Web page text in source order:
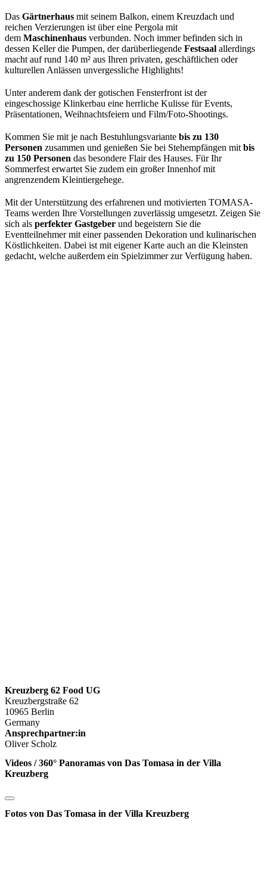
Das Gärtnerhaus mit seinem Balkon, einem Kreuzdach und
reichen Verzierungen ist über eine Pergola mit
dem Maschinenhaus verbunden. Noch immer befinden sich in
dessen Keller die Pumpen, der darüberliegende Festsaal allerdings
macht auf rund 140 m² aus Ihren privaten, geschäftlichen oder
kulturellen Anlässen unvergessliche Highlights!
Unter anderem dank der gotischen Fensterfront ist der
eingeschossige Klinkerbau eine herrliche Kulisse für Events,
Präsentationen, Weihnachtsfeiern und Film/Foto-Shootings.
Kommen Sie mit je nach Bestuhlungsvariante bis zu 130
Personen zusammen und genießen Sie bei Stehempfängen mit bis
zu 150 Personen das besondere Flair des Hauses. Für Ihr
Sommerfest erwartet Sie zudem ein großer Innenhof mit
angrenzendem Kleintiergehege.
Mit der Unterstützung des erfahrenen und motivierten TOMASA-
Teams werden Ihre Vorstellungen zuverlässig umgesetzt. Zeigen Sie
sich als perfekter Gastgeber und begeistern Sie die
Eventteilnehmer mit einer passenden Dekoration und kulinarischen
Köstlichkeiten. Dabei ist mit eigener Karte auch an die Kleinsten
gedacht, welche außerdem ein Spielzimmer zur Verfügung haben.
Kreuzberg 62 Food UG
Kreuzbergstraße 62
10965 Berlin
Germany
Ansprechpartner:in
Oliver Scholz
Videos / 360° Panoramas von Das Tomasa in der Villa
Kreuzberg
Fotos von Das Tomasa in der Villa Kreuzberg